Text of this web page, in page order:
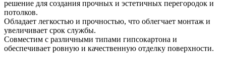
решение для создания прочных и эстетичных перегородок и
потолков.
Обладает легкостью и прочностью, что облегчает монтаж и
увеличивает срок службы.
Совместим с различными типами гипсокартона и
обеспечивает ровную и качественную отделку поверхности.